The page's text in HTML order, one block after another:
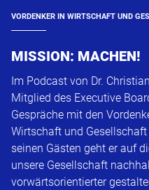
VORDENKER IN WIRTSCHAFT UND
MISSION: MACHEN!
Im Podcast von Dr.
Mitglied des Executive
Gespräche mit den
Wirtschaft und
seinen Gästen geht er auf
unsere Gesellschaft
vorwärtsorientierter